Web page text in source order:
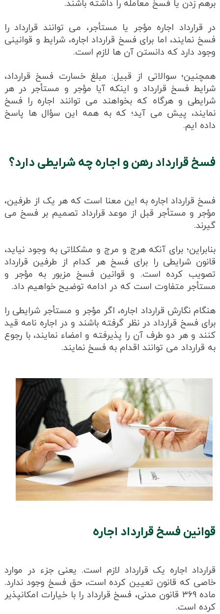
برهم زدن یا فسخ معامله را داشته باشند.
در قرارداد اجاره مؤجر یا مستأجر، می توانند قرارداد را
فسخ نمایند، اما برای فسخ قرارداد اجاره، شرایط و قوانینی
وجود دارد که دانستن آن ها لازم است.
همچنین؛ سوالاتی از قبیل: مبلغ خسارت فسخ قرارداد،
شرایط فسخ قرارداد و اینکه آیا مؤجر و مستأجر در هر
شرایطی و هرگاه که بخواهند می توانند اجاره را فسخ
نمایند، پیش می آید؛ که به همه این سؤال ها پاسخ
داده ایم.
فسخ قرارداد رهن و اجاره چه شرایطی دارد؟
فسخ قرارداد اجاره به این معنا است که هر یک از طرفین،
مؤجر و مستأجر قبل از موعد قرارداد تصمیم بر فسخ می
گیرند.
بنابراین؛ برای آنکه هرج و مرج و مشکلاتی به وجود نیاید،
قانون شرایطی را برای فسخ هر کدام از طرفین قرارداد
تصویب کرده است. و قوانین فسخ مزبور به مؤجر و
مستأجر متفاوت است که در ادامه توضیح خواهیم داد.
هنگام نگارش قرارداد اجاره، اگر مؤجر و مستأجر شرایطی را
برای فسخ قرارداد در نظر گرفته باشند و در اجاره نامه قید
کنند و هر دو طرف آن را پذیرفته و امضاء نمایند، با رجوع
به قرارداد می توانند اقدام به فسخ نمایند.
قوانین فسخ قرارداد اجاره
قرارداد اجاره یک قرارداد لازم است. یعنی جزء در موارد
خاصی که قانون تعیین کرده است، حق فسخ وجود ندارد.
ماده ۳۶۹ قانون مدنی، فسخ قرارداد را با خیارات امکانپذیر
کرده است.